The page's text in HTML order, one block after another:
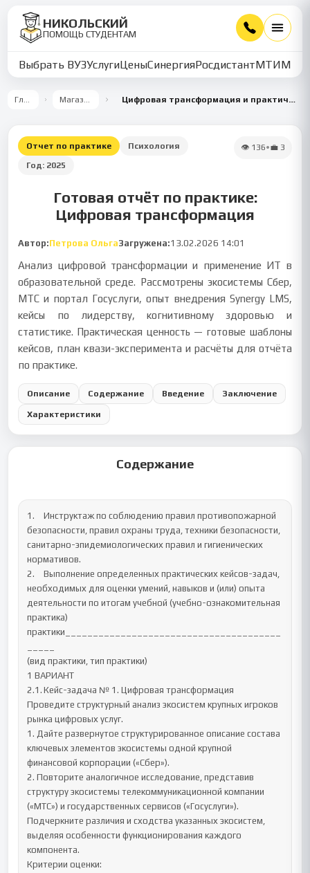
НИКОЛЬСКИЙ
ПОМОЩЬ СТУДЕНТАМ
Выбрать ВУЗУслугиЦеныСинергияРосдистантМТИММУ
Главная Магазин работ Цифровая трансформация и практические кейсы по социальной психологии
Отчет по практике
Психология
Год: 2025
👁 136•💼 3
Готовая отчёт по практике:
Цифровая трансформация
Автор:Петрова ОльгаЗагружена:13.02.2026 14:01
Анализ цифровой трансформации и применение ИТ в
образовательной среде. Рассмотрены экосистемы Сбер,
МТС и портал Госуслуги, опыт внедрения Synergy LMS,
кейсы по лидерству, когнитивному здоровью и
статистике. Практическая ценность — готовые шаблоны
кейсов, план квази-эксперимента и расчёты для отчёта
по практике.
Описание Содержание Введение Заключение
Характеристики
Содержание
1.	Инструктаж по соблюдению правил противопожарной
безопасности, правил охраны труда, техники безопасности,
санитарно-эпидемиологических правил и гигиенических
нормативов.
2.	Выполнение определенных практических кейсов-задач,
необходимых для оценки умений, навыков и (или) опыта
деятельности по итогам учебной (учебно-ознакомительная
практика)
практики_______________________________________
(вид практики, тип практики)
1 ВАРИАНТ
2.1.	Кейс-задача № 1. Цифровая трансформация
Проведите структурный анализ экосистем крупных игроков
рынка цифровых услуг.
1. Дайте развернутое структурированное описание состава
ключевых элементов экосистемы одной крупной
финансовой корпорации («Сбер»).
2. Повторите аналогичное исследование, представив
структуру экосистемы телекоммуникационной компании
(«МТС») и государственных сервисов («Госуслуги»).
Подчеркните различия и сходства указанных экосистем,
выделяя особенности функционирования каждого
компонента.
Критерии оценки: